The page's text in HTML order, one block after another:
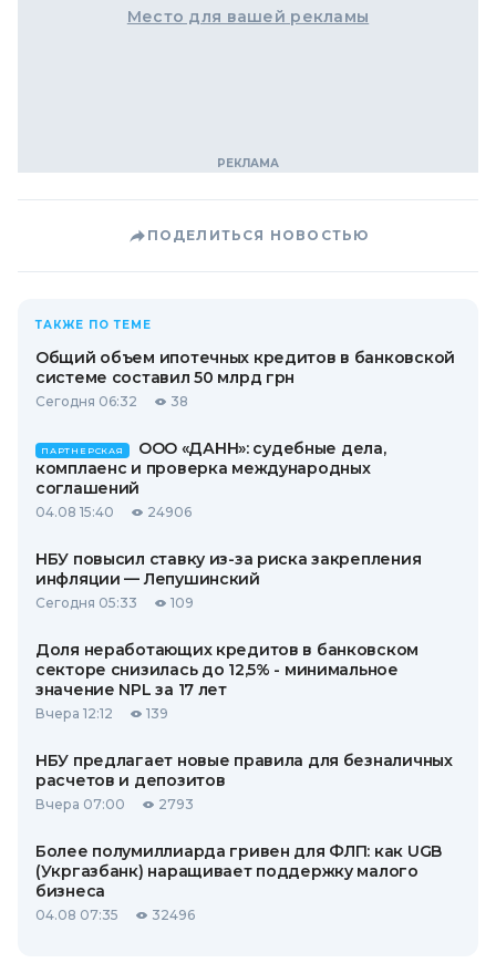
Место для вашей рекламы
ПОДЕЛИТЬСЯ НОВОСТЬЮ
ТАКЖЕ ПО ТЕМЕ
Общий объем ипотечных кредитов в банковской
системе составил 50 млрд грн
Сегодня 06:32 38
ПАРТНЕРСКАЯ
ООО «ДАНН»: судебные дела,
комплаенс и проверка международных
соглашений
04.08 15:40 24906
НБУ повысил ставку из-за риска закрепления
инфляции — Лепушинский
Сегодня 05:33 109
Доля неработающих кредитов в банковском
секторе снизилась до 12,5% - минимальное
значение NPL за 17 лет
Вчера 12:12 139
НБУ предлагает новые правила для безналичных
расчетов и депозитов
Вчера 07:00 2793
Более полумиллиарда гривен для ФЛП: как UGB
(Укргазбанк) наращивает поддержку малого
бизнеса
04.08 07:35 32496